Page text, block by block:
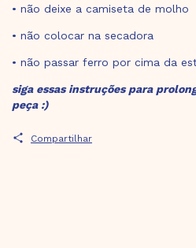
• não deixe a camiseta de molho
• não colocar na secadora
• não passar ferro por cima da
siga essas instruções para
peça :)
Compartilhar